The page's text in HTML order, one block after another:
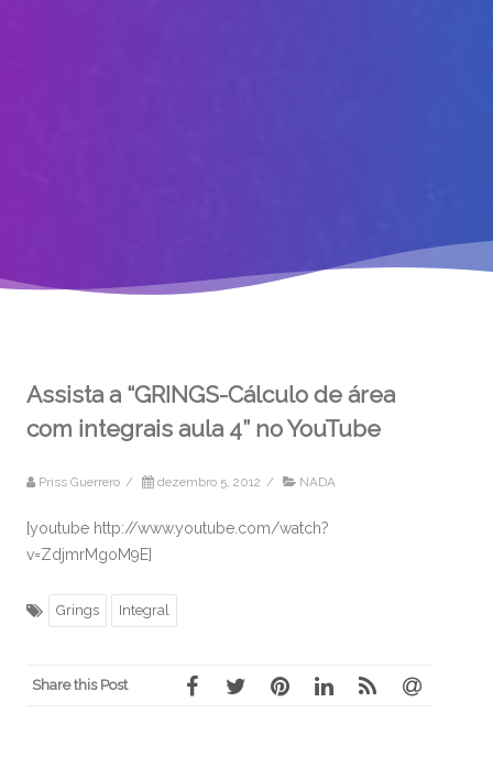
Assista a “GRINGS-Cálculo de área
com integrais aula 4” no YouTube
Priss Guerrero / dezembro 5, 2012 / NADA
[youtube http://www.youtube.com/watch?
v=ZdjmrMgoM9E]
Grings Integral
Share this Post